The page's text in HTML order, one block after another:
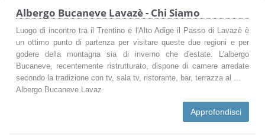
Albergo Bucaneve Lavazè - Chi Siamo
Luogo di incontro tra il Trentino e l'Alto Adige il Passo di Lavazè è
un ottimo punto di partenza per visitare queste due regioni e per
godere della montagna sia di inverno che d'estate. L'albergo
Bucaneve, recentemente ristrutturato, dispone di camere arredate
secondo la tradizione con tv, sala tv, ristorante, bar, terrazza al ...
Albergo Bucaneve Lavaz
Approfondisci